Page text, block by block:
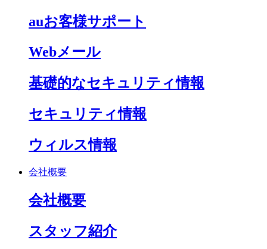
auお客様サポート
Webメール
基礎的なセキュリティ情報
セキュリティ情報
ウィルス情報
会社概要
会社概要
スタッフ紹介